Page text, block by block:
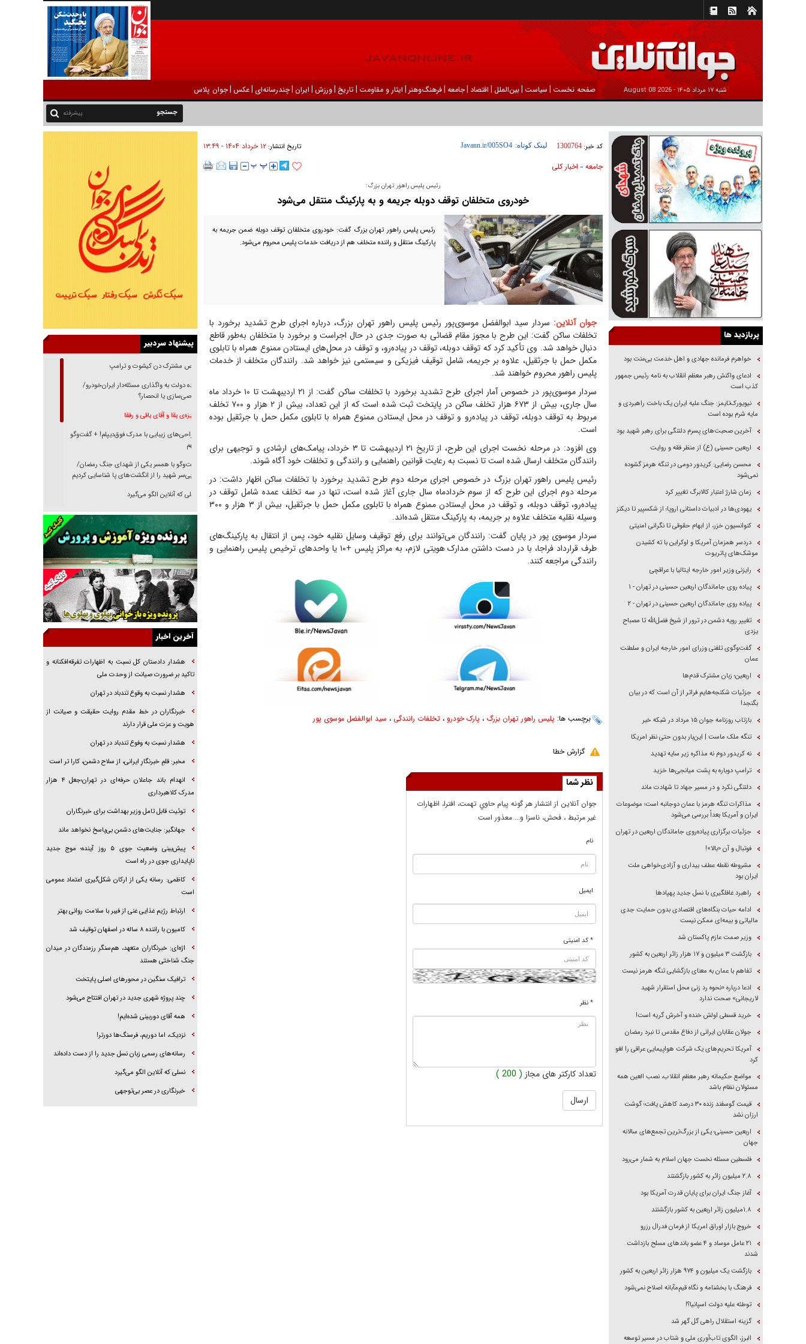
شنبه ۱۷ مرداد ۱۴۰۵ - 2026 August 08 صفحه نخست | سیاست |بين‌الملل | اقتصاد |جامعه |فرهنگ‌و‌هنر | ایثار و مقاومت |تاریخ |ورزش | ايران |چندرسانه‌ای |عکس |جوان پلاس
پیشرفته
کد خبر: 1300764 لینک کوتاه: تاریخ انتشار:۱۲ خرداد ۱۴۰۴ - ۱۳:۴۹
جامعه» اخبار كلی
رئیس پلیس راهور تهران بزرگ:
خودروی متخلفان توقف دوبله جریمه و به پارکینگ منتقل می‌شود
رئیس پلیس راهور تهران بزرگ گفت: خودروی متخلفان توقف دوبله ضمن جریمه به
پارکینگ منتقل و راننده متخلف هم از دریافت خدمات پلیس محروم می‌شود.
جوان آنلاین: سردار سید ابوالفضل موسوی‌پور رئیس پلیس راهور تهران بزرگ، درباره اجرای طرح تشدید برخورد با
تخلفات ساکن گفت: این طرح با مجوز مقام قضائی به صورت جدی در حال اجراست و برخورد با متخلفان به‌طور قاطع
دنبال خواهد شد. وی تأکید کرد که توقف دوبله، توقف در پیاده‌رو، و توقف در محل‌های ایستادن ممنوع همراه با تابلوی
مکمل حمل با جرثقیل، علاوه بر جریمه، شامل توقیف فیزیکی و سیستمی نیز خواهد شد. رانندگان متخلف از خدمات
پلیس راهور محروم خواهند شد.
سردار موسوی‌پور در خصوص آمار اجرای طرح تشدید برخورد با تخلفات ساکن گفت: از ۲۱ اردیبهشت تا ۱۰ خرداد ماه
سال جاری، بیش از ۶۷۳ هزار تخلف ساکن در پایتخت ثبت شده است که از این تعداد، بیش از ۲ هزار و ۷۰۰ تخلف
مربوط به توقف دوبله، توقف در پیاده‌رو و توقف در محل ایستادن ممنوع همراه با تابلوی مکمل حمل با جرثقیل بوده
است.
وی افزود: در مرحله نخست اجرای این طرح، از تاریخ ۲۱ اردیبهشت تا ۳ خرداد، پیامک‌های ارشادی و توجیهی برای
رانندگان متخلف ارسال شده است تا نسبت به رعایت قوانین راهنمایی و رانندگی و تخلفات خود آگاه شوند.
رئیس پلیس راهور تهران بزرگ در خصوص اجرای مرحله دوم طرح تشدید برخورد با تخلفات ساکن اظهار داشت: در
مرحله دوم اجرای این طرح که از سوم خردادماه سال جاری آغاز شده است، تنها در سه تخلف عمده شامل توقف در
پیاده‌رو، توقف دوبله، و توقف در محل ایستادن ممنوع همراه با تابلوی مکمل حمل با جرثقیل، بیش از ۳ هزار و ۳۰۰
وسیله نقلیه متخلف علاوه بر جریمه، به پارکینگ منتقل شده‌اند.
سردار موسوی پور در پایان گفت: رانندگان می‌توانند برای رفع توقیف وسایل نقلیه خود، پس از انتقال به پارکینگ‌های
طرف قرارداد فراجا، با در دست داشتن مدارک هویتی لازم، به مراکز پلیس +۱۰ یا واحدهای ترخیص پلیس راهنمایی و
رانندگی مراجعه کنند.
برچسب ها: پلیس راهور تهران بزرگ ، پارک خودرو‌، تخلفات رانندگی ، سید ابوالفضل موسوی پور
گزارش خطا
نظر شما
جوان آنلاين از انتشار هر گونه پيام حاوي تهمت، افترا، اظهارات
غير مرتبط ، فحش، ناسزا و... معذور است
نام
ایمیل
* کد امنیتی
* نظر
تعداد کارکتر های مجاز ( 200 )
پربازدید ها
خواهرم فرمانده جهادی و اهل خدمت بی‌منت بود
ادعای واکنش رهبر معظم انقلاب به نامه رئیس جمهور
کذب است
نیویورک‌تایمز: جنگ علیه ایران یک باخت راهبردی و
مایه شرم بوده است
آخرین صحبت‌های پسرم دلتنگی برای رهبر شهید بود
اربعین حسینی (ع) از منظر فقه و روایت
محسن رضایی: کریدور دومی در تنگه هرمز گشوده
نمی‌شود
زمان شارژ اعتبار کالابرگ تغییر کرد
یهودی‌ها در ادبیات داستانی اروپا؛ از شکسپیر تا دیکنز
کنوانسیون خزر، از ابهام حقوقی تا نگرانی امنیتی
دردسر همزمان آمریکا و اوکراین با ته کشیدن
موشک‌های پاتریوت
رایزنی وزیر امور خارجه ایتالیا با عراقچی
پیاده روی جاماندگان اربعین حسینی در تهران - ۱
پیاده روی جاماندگان اربعین حسینی در تهران - ۲
تغییر رویه دشمن در ترور از شیخ فضل‌الله تا مصباح
یزدی
گفت‌وگوی تلفنی وزرای امور خارجه ایران و سلطنت
عمان
اربعین؛ زبان مشترک قدم‌ها
جزئیات شکنجه‌هایم فراتر از آن است که در بیان
بگنجد!
بازتاب روزنامه جوان ۱۵ مرداد در شبکه خبر
تنگه ملک ماست | این‌بار بدون حتی نظر امریکا
نه کریدور دوم نه مذاکره زیر سایه تهدید
ترامپ دوباره به پشت میانجی‌ها خزید
دلتنگی نکرد و در مسیر جهاد تا شهادت ماند
مذاکرات تنگه هرمز با عمان دوجانبه است؛ موضوعات
ایران و آمریکا بعداً بررسی می‌شود
جزئیات برگزاری پیاده‌روی جاماندگان اربعین در تهران
فوتبال و آن «بالا»!
مشروطه نقطه عطف بیداری و آزادی‌خواهی ملت
ایران بود
راهبرد غافلگیری با نسل جدید پهپاد‌ها
ادامه حیات بنگاه‌های اقتصادی بدون حمایت جدی
مالیاتی و بیمه‌ای ممکن نیست
وزیر صمت عازم پاکستان شد
بازگشت ۳ میلیون و ۱۷ هزار زائر اربعین به کشور
تفاهم با عمان به معنای بازگشایی تنگه هرمز نیست
ادعا درباره «نحوه رد زنی محل استقرار شهید
لاریجانی» صحت ندارد
خرید قسطی اولش خنده و آخرش گریه است!
جولان عقابان ایرانی از دفاع مقدس تا نبرد رمضان
آمریکا تحریم‌های یک شرکت هواپیمایی عراقی را لغو
کرد
مواضع حکیمانه رهبر معظم انقلاب، نصب العین همه
مسئولان نظام باشد
قیمت گوسفند زنده ۳۰ درصد کاهش یافت؛ گوشت
ارزان نشد
اربعین حسینی؛ یکی از بزرگ‌ترین تجمع‌های سالانه
جهان
فلسطین مسئله نخست جهان اسلام به شمار می‌رود
۲.۸ میلیون زائر به کشور بازگشتند
آغاز جنگ ایران برای پایان قدرت آمریکا بود
۱.۸میلیون زائر اربعین به کشور بازگشتند
خروج بازار اوراق امریکا از فرمان فدرال رزرو
۲۱ عامل موساد و ۴ عضو باند‌های مسلح بازداشت
شدند
بازگشت یک میلیون و ۹۷۴ هزار زائر اربعین به کشور
فرهنگ با بخشنامه و نگاه قیم‌مآبانه اصلاح نمی‌شود
توطئه علیه دولت اسپانیا؟!
گزینه استقلال راهی گل گهر شد
البرز، الگوی تاب‌آوری ملی و شتاب در مسیر توسعه
پیشنهاد سردبیر
رقص مشترک دن کیشوت و ترامپ
دنده دولت به واگذاری مسئله‌دار ایران‌خودرو/
خصوصی‌سازی یا انحصار؟
غریزه‌ی بقا و آقای باقی و رفقا
جراحی‌های زیبایی با مدرک فوق‌دیپلم! + گفت‌وگو
با متهم
گفت‌وگو با همسر یکی از شهدای جنگ رمضان/
پیکر بی‌سر شهید را از انگشت‌های پا شناسایی کردیم
نسلی که آنلاین الگو می‌گیرد
گفت‌وگو با آیت‌الله جاودان/ جفای مخالفان مکانت
معنوی رهبر شهید را ارتقا می‌داد
راننده مست به قانون می‌خندد
همه آقای دوربینی شده‌ایم!
قصه ناتمام سرویس مدارس
آیا مقاومت فلسطین خلع‌سلاح می‌شود؟
الگوی وحدت‌آفرین در ادراک سیاست خارجی
گفتگوی دکتر اخوان مدیرمسئول روزنامه جوان با
امام حسین (ع) کشته سیرت‌های عصر جاهلی شد
فریاد‌ها و ناله‌های دوستان مبارزدلم را آتش می‌زد
آخرین اخبار
هشدار دادستان کل نسبت به اظهارات تفرقه‌افکنانه و
تاکید بر ضرورت صیانت از وحدت ملی
هشدار نسبت به وقوع تندباد در تهران
خبرنگاران در خط مقدم روایت حقیقت و صیانت از
هویت و عزت ملی قرار دارند
هشدار نسبت به وفوع تندباد در تهران
مخبر: قلمِ خبرنگارِ ایرانی، از سلاح دشمن، کارا تر است
انهدام باند جاعلان حرفه‌ای در تهران؛جعل ۴ هزار
مدرک کلاهبرداری
توئیت قابل تامل وزیر بهداشت برای خبرنگاران
جهانگیر: جنایت‌های دشمن بی‌پاسخ نخواهد ماند
پیش‌بینی وضعیت جوی ۵ روز آینده؛ موج جدید
ناپایداری جوی در راه است
کاظمی: رسانه یکی از ارکان شکل‌گیری اعتماد عمومی
است
ارتباط رژیم غذایی غنی از فیبر با سلامت روانی بهتر
کامیون با راننده ۸ ساله در اصفهان توقیف شد
اژه‌ای: خبرنگاران متعهد، هم‌سنگر رزمندگان در میدان
جنگ شناختی هستند
ترافیک سنگین در محورهای اصلی پایتخت
چند پروژه شهری جدید در تهران افتتاح می‌شود
همه آقای دوربینی شده‌ایم!
نزدیک، اما دوریم، فرسنگ‌ها دورتر!
رسانه‌های رسمی زبان نسل جدید را از دست داده‌اند
نسلی که آنلاین الگو می‌گیرد
‌خبرنگاری در عصر بی‌توجهی